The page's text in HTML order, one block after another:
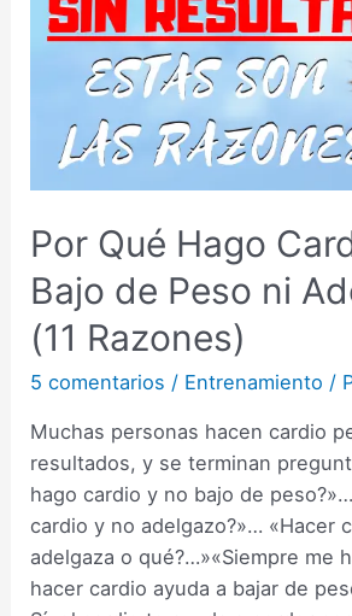
Por Qué Hago
Bajo de Peso ni
(11 Razones)
5 comentarios / Entrenamiento /
Muchas personas hacen cardio
resultados, y se terminan
hago cardio y no bajo de
cardio y no adelgazo?»… «Hacer
adelgaza o qué?…»«Siempre me
hacer cardio ayuda a bajar de